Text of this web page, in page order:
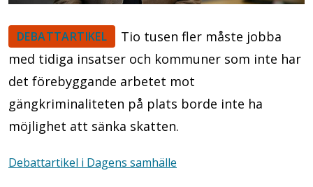
DEBATTARTIKEL
Tio tusen fler måste jobba
med tidiga insatser och kommuner som inte har
det förebyggande arbetet mot
gängkriminaliteten på plats borde inte ha
möjlighet att sänka skatten.
Debattartikel i Dagens samhälle